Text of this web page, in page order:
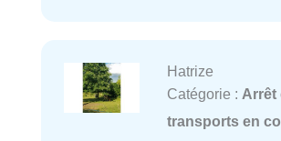
Hatrize
Catégorie : Arrêt
transports en